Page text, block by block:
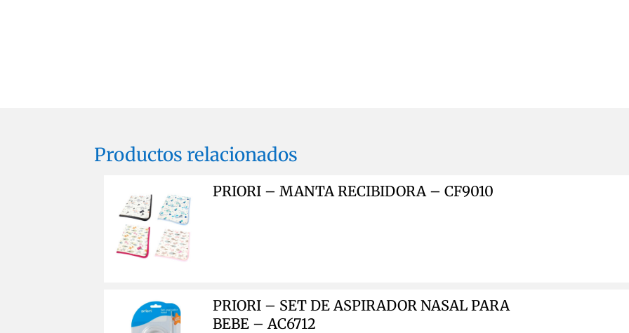
Productos relacionados
PRIORI – MANTA RECIBIDORA – CF9010
PRIORI – SET DE ASPIRADOR NASAL PARA
BEBE – AC6712